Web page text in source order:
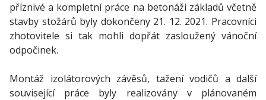
příznivé a kompletní práce na betonáži základů včetně
stavby stožárů byly dokončeny 21. 12. 2021. Pracovníci
zhotovitele si tak mohli dopřát zasloužený vánoční
odpočinek.
Montáž izolátorových závěsů, tažení vodičů a další
související práce byly realizovány v plánovaném